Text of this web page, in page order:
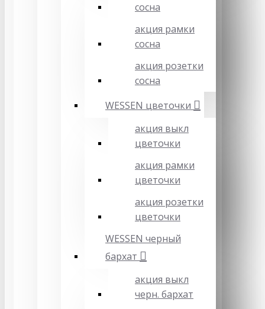
сосна
акция рамки
сосна
акция розетки
сосна
WESSEN цветочки
акция выкл
цветочки
акция рамки
цветочки
акция розетки
цветочки
WESSEN черный
бархат
акция выкл
черн. бархат